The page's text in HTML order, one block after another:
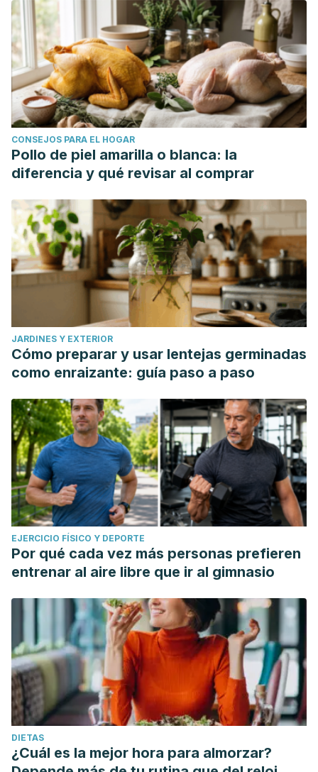
CONSEJOS PARA EL HOGAR
Pollo de piel amarilla o blanca: la
diferencia y qué revisar al comprar
JARDINES Y EXTERIOR
Cómo preparar y usar lentejas germinadas
como enraizante: guía paso a paso
EJERCICIO FÍSICO Y DEPORTE
Por qué cada vez más personas prefieren
entrenar al aire libre que ir al gimnasio
DIETAS
¿Cuál es la mejor hora para almorzar?